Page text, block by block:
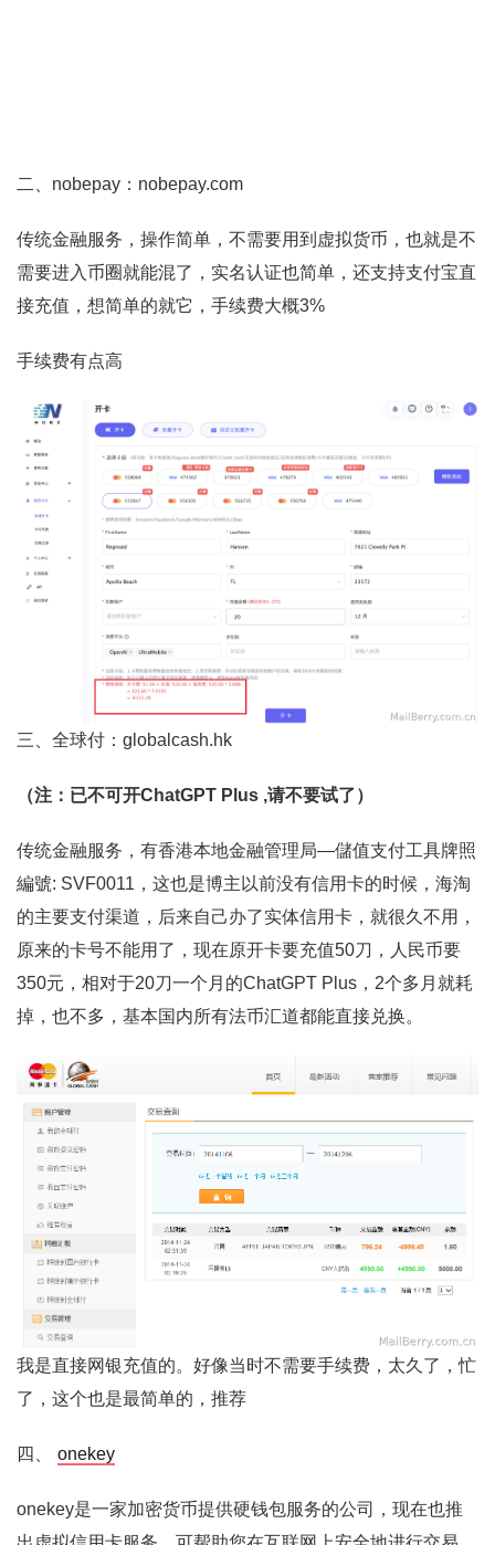
二、nobepay：nobepay.com
传统金融服务，操作简单，不需要用到虚拟货币，也就是不
需要进入币圈就能混了，实名认证也简单，还支持支付宝直
接充值，想简单的就它，手续费大概3%
手续费有点高
三、全球付：globalcash.hk
（注：已不可开ChatGPT Plus ,请不要试了）
传统金融服务，有香港本地金融管理局—儲值支付工具牌照
編號: SVF0011，这也是博主以前没有信用卡的时候，海淘
的主要支付渠道，后来自己办了实体信用卡，就很久不用，
原来的卡号不能用了，现在原开卡要充值50刀，人民币要
350元，相对于20刀一个月的ChatGPT Plus，2个多月就耗
掉，也不多，基本国内所有法币汇道都能直接兑换。
我是直接网银充值的。好像当时不需要手续费，太久了，忙
了，这个也是最简单的，推荐
四、 onekey
onekey是一家加密货币提供硬钱包服务的公司，现在也推